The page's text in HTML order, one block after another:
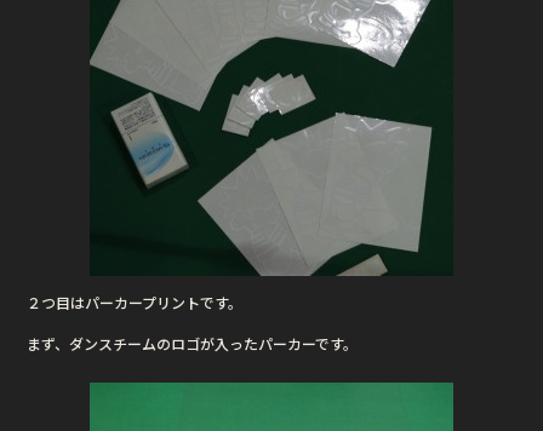
２つ目はパーカープリントです。
まず、ダンスチームのロゴが入ったパーカーです。